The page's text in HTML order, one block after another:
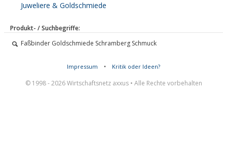
Juweliere & Goldschmiede
Produkt- / Suchbegriffe:
Faßbinder Goldschmiede Schramberg Schmuck
Impressum • Kritik oder Ideen?
© 1998 - 2026 Wirtschaftsnetz axxus • Alle Rechte vorbehalten